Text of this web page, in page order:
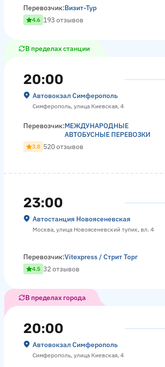
Перевозчик:Визит-Тур
4.6 193 отзывов
В пределах станции
20:00
Автовокзал Симферополь
Симферополь, улица Киевская, 4
Перевозчик:МЕЖДУНАРОДНЫЕ
АВТОБУСНЫЕ ПЕРЕВОЗКИ
3.8 520 отзывов
23:00
Автостанция Новоясеневская
Москва, улица Новоясеневский тупик, вл. 4
Перевозчик:Vitexpress / Стрит Торг
4.5 32 отзывов
В пределах города
20:00
Автовокзал Симферополь
Симферополь, улица Киевская, 4